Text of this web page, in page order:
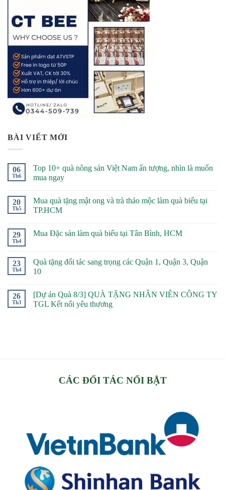
BÀI VIẾT MỚI
06
Th6
Top 10+ quà nông sản Việt Nam ấn tượng, nhìn là muốn
mua ngay
20
Th5
Mua quà tặng mật ong và trà thảo mộc làm quà biếu tại
TP.HCM
29
Th4
Mua Đặc sản làm quà biếu tại Tân Bình, HCM
23
Th4
Quà tặng đối tác sang trọng các Quận 1, Quận 3, Quận
10
26
Th3
[Dự án Quà 8/3] QUÀ TẶNG NHÂN VIÊN CÔNG TY
TGL Kết nối yêu thương
CÁC ĐỐI TÁC NỔI BẬT